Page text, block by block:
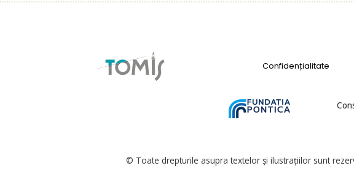
Confidențialitate
© Toate drepturile asupra textelor și ilustrațiilor sunt